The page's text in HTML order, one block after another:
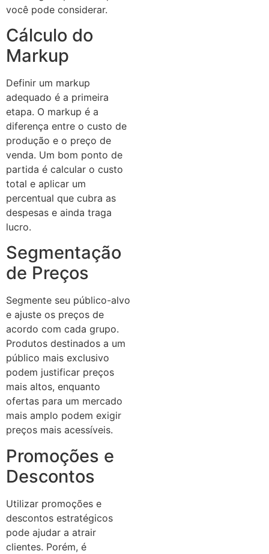
você pode considerar.
Cálculo do
Markup
Definir um markup
adequado é a primeira
etapa. O markup é a
diferença entre o custo de
produção e o preço de
venda. Um bom ponto de
partida é calcular o custo
total e aplicar um
percentual que cubra as
despesas e ainda traga
lucro.
Segmentação
de Preços
Segmente seu público-alvo
e ajuste os preços de
acordo com cada grupo.
Produtos destinados a um
público mais exclusivo
podem justificar preços
mais altos, enquanto
ofertas para um mercado
mais amplo podem exigir
preços mais acessíveis.
Promoções e
Descontos
Utilizar promoções e
descontos estratégicos
pode ajudar a atrair
clientes. Porém, é